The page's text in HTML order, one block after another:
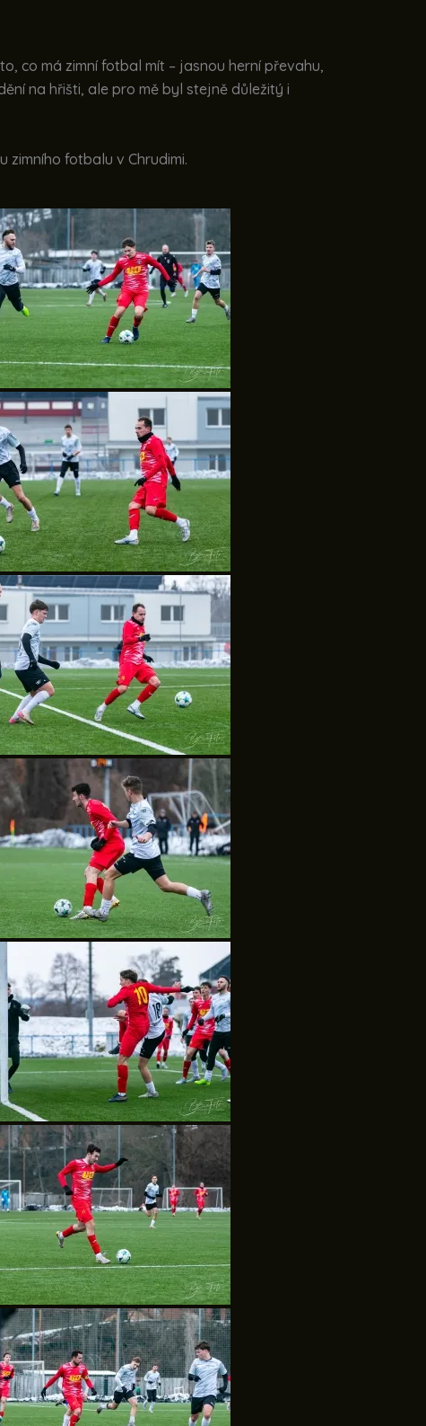
co má zimní fotbal mít – jasnou herní převahu,
na hřišti, ale pro mě byl stejně důležitý i
zimního fotbalu v Chrudimi.